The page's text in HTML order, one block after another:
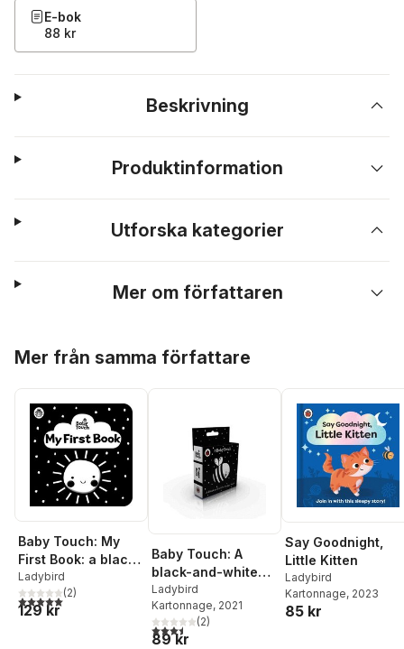
E-bok
88 kr
Beskrivning
Produktinformation
Utforska kategorier
Mer om författaren
Mer från samma författare
Baby Touch: My
First Book: a black-
and-white cloth
book
Ladybird
5,0utav 5 stjärnor. Totalt antal röster:
(2)
129 kr
Baby Touch: A
black-and-white
buggy book
Ladybird
Kartonnage, 2021
3,5utav 5 stjärnor. Totalt antal röster:
(2)
89 kr
Say Goodnight,
Little Kitten
Ladybird
Kartonnage, 2023
85 kr